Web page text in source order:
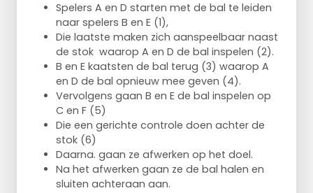
Spelers A en D starten met de bal te leiden
naar spelers B en E (1),
Die laatste maken zich aanspeelbaar naast
de stok waarop A en D de bal inspelen (2).
B en E kaatsten de bal terug (3) waarop A
en D de bal opnieuw mee geven (4).
Vervolgens gaan B en E de bal inspelen op
C en F (5)
Die een gerichte controle doen achter de
stok (6)
Daarna. gaan ze afwerken op het doel.
Na het afwerken gaan ze de bal halen en
sluiten achteraan aan.